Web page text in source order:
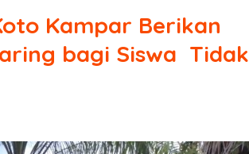
Kampar Berikan
bagi Siswa Tidak